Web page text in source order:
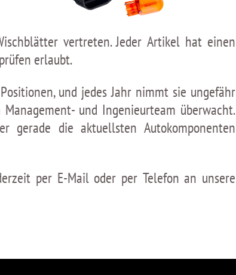
vertreten. Jeder Artikel hat einen
erlaubt.
und jedes Jahr nimmt sie ungefähr
und Ingenieurteam überwacht.
gerade die aktuellsten Autokomponenten
per E-Mail oder per Telefon an unsere